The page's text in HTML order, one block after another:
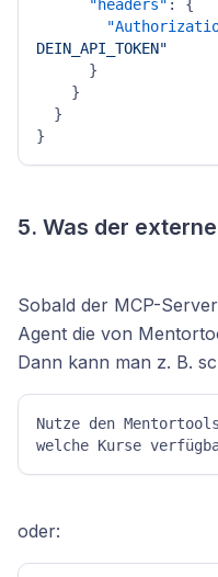
"headers" :
{
DEIN_API_TOKEN"
}
}
}
}
5. Was der
Sobald der MCP-
Agent die von
Dann kann man z. B.
Nutze den Mentortools
welche Kurse
oder: